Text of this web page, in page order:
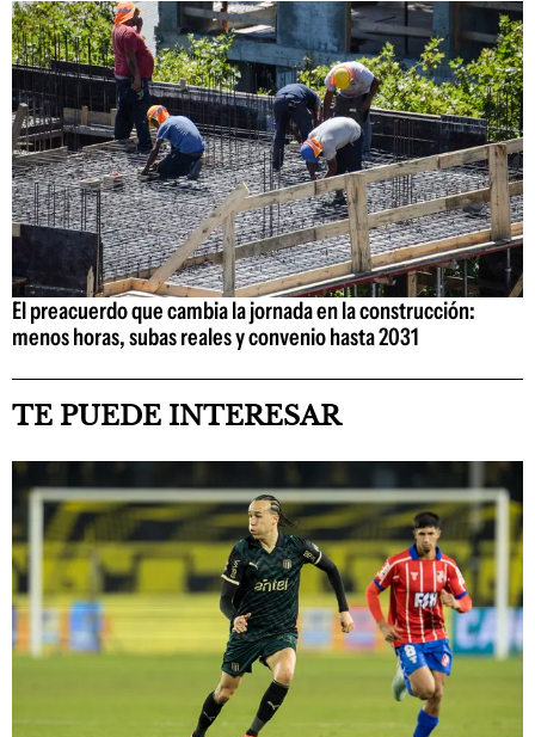
El preacuerdo que cambia la jornada en la construcción:
menos horas, subas reales y convenio hasta 2031
TE PUEDE INTERESAR